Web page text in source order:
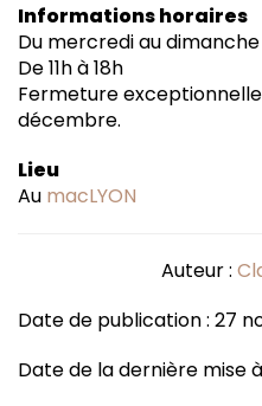
Informations horaires
Du mercredi au dimanche
De 11h à 18h
Fermeture exceptionnelle
décembre.
Lieu
Au macLYON
Auteur :
Date de publication : 27
Date de la dernière mise